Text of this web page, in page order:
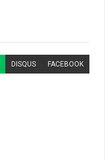
DISQUS FACEBOOK